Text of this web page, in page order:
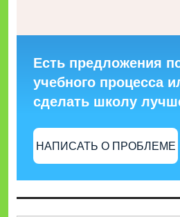
Есть предложения
учебного процесса
сделать школу
НАПИСАТЬ О ПРОБЛЕМЕ